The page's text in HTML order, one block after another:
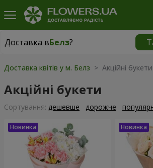
Доставка вБелз?
Доставка вБелз
Доставка квітів у м. Белз > Акційні букети
Акційні букети
Сортування: дешевше дорожче